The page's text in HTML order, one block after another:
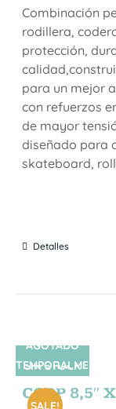
Combinación
rodillera,
protección,
para un mejor
con refuerzos
de mayor
diseñado para
skateboard,
Detalles
SIN STOCK
SALE!
AGOTADO
TEMPORALME
NTE
CORP 8,5″